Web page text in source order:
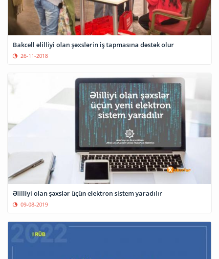
Bakcell əlilliyi olan şəxslərin iş tapmasına dəstək olur
26-11-2018
Əlilliyi olan şəxslər üçün elektron sistem yaradılır
09-08-2019